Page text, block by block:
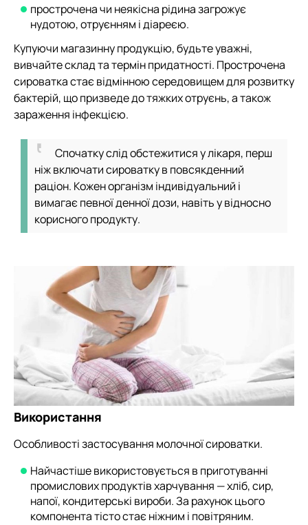
прострочена чи неякісна рідина загрожує
нудотою, отруєнням і діареєю.
Купуючи магазинну продукцію, будьте уважні,
вивчайте склад та термін придатності. Прострочена
сироватка стає відмінною середовищем для розвитку
бактерій, що призведе до тяжких отруєнь, а також
зараження інфекцією.
Спочатку слід обстежитися у лікаря, перш
ніж включати сироватку в повсякденний
раціон. Кожен організм індивідуальний і
вимагає певної денної дози, навіть у відносно
корисного продукту.
Використання
Особливості застосування молочної сироватки.
Найчастіше використовується в приготуванні
промислових продуктів харчування — хліб, сир,
напої, кондитерські вироби. За рахунок цього
компонента тісто стає ніжним і повітряним.